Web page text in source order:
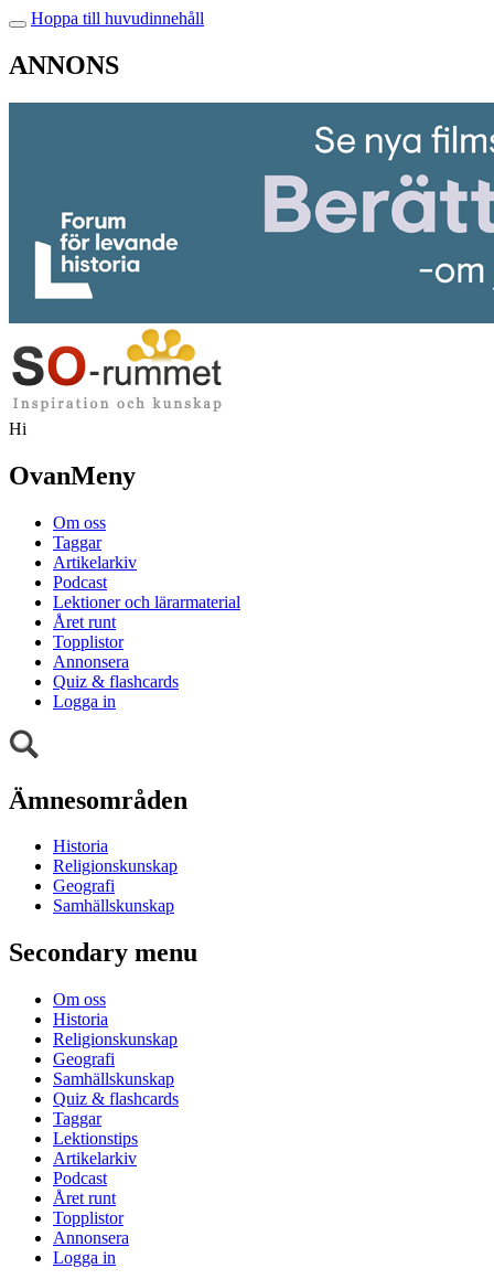
Hoppa till huvudinnehåll
ANNONS
Hi
OvanMeny
Om oss
Taggar
Artikelarkiv
Podcast
Lektioner och lärarmaterial
Året runt
Topplistor
Annonsera
Quiz & flashcards
Logga in
Ämnesområden
Historia
Religionskunskap
Geografi
Samhällskunskap
Secondary menu
Om oss
Historia
Religionskunskap
Geografi
Samhällskunskap
Quiz & flashcards
Taggar
Lektionstips
Artikelarkiv
Podcast
Året runt
Topplistor
Annonsera
Logga in